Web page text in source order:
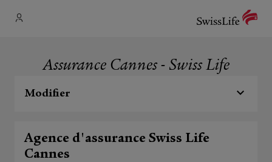
Assurance Cannes - Swiss Life
Modifier
Agence d'assurance Swiss Life
Cannes